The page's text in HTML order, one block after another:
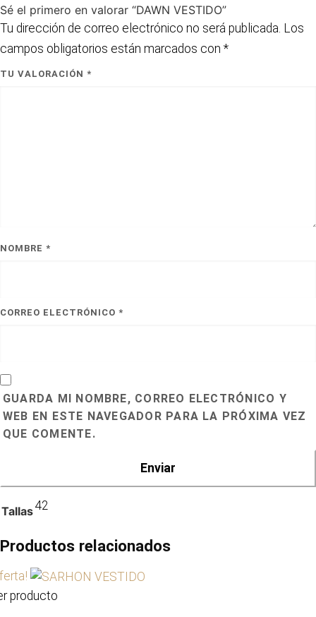
Sé el primero en valorar “DAWN VESTIDO”
Tu dirección de correo electrónico no será publicada. Los
campos obligatorios están marcados con *
TU VALORACIÓN *
NOMBRE *
CORREO ELECTRÓNICO *
GUARDA MI NOMBRE, CORREO ELECTRÓNICO Y
WEB EN ESTE NAVEGADOR PARA LA PRÓXIMA VEZ
QUE COMENTE.
Tallas42
Productos relacionados
producto